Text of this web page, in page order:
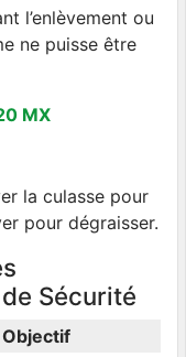
l’enlèvement ou
ne puisse être
MX
la culasse pour
pour dégraisser.
Sécurité
Objectif